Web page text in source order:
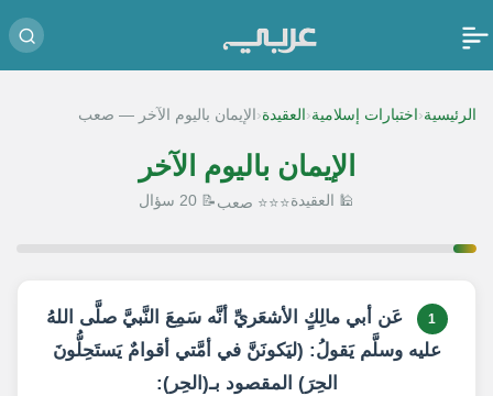
الرئيسية‹ اختبارات إسلامية‹ العقيدة‹ الإيمان باليوم الآخر — صعب
الإيمان باليوم الآخر
🕌 العقيدة⭐⭐⭐ صعب 📝 20 سؤال
1
عَن أبي مالِكٍ الأشعَريِّ أنَّه سَمِعَ النَّبيَّ صلَّى اللهُ
عليه وسلَّم يَقولُ: (ليَكونَنَّ في أمَّتي أقوامٌ يَستَحِلُّونَ
الحِرَ) المقصود بـ(الحِر):